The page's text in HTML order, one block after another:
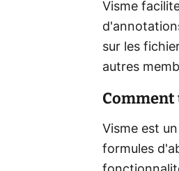
Visme
sur les
autres
Comment
Visme est
formules